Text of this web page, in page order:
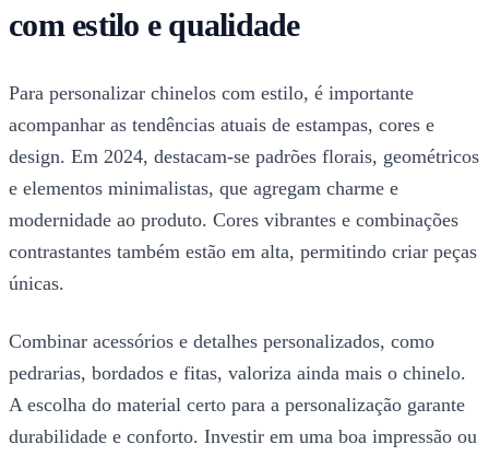
com estilo e qualidade
Para personalizar chinelos com estilo, é importante
acompanhar as tendências atuais de estampas, cores e
design. Em 2024, destacam-se padrões florais, geométricos
e elementos minimalistas, que agregam charme e
modernidade ao produto. Cores vibrantes e combinações
contrastantes também estão em alta, permitindo criar peças
únicas.
Combinar acessórios e detalhes personalizados, como
pedrarias, bordados e fitas, valoriza ainda mais o chinelo.
A escolha do material certo para a personalização garante
durabilidade e conforto. Investir em uma boa impressão ou